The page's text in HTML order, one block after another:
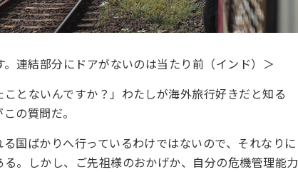
連結部分にドアがないのは当たり前（インド）＞
ことないんですか？」わたしが海外旅行好きだと知る
の質問だ。
国ばかりへ行っているわけではないので、それなりに
。しかし、ご先祖様のおかげか、自分の危機管理能力